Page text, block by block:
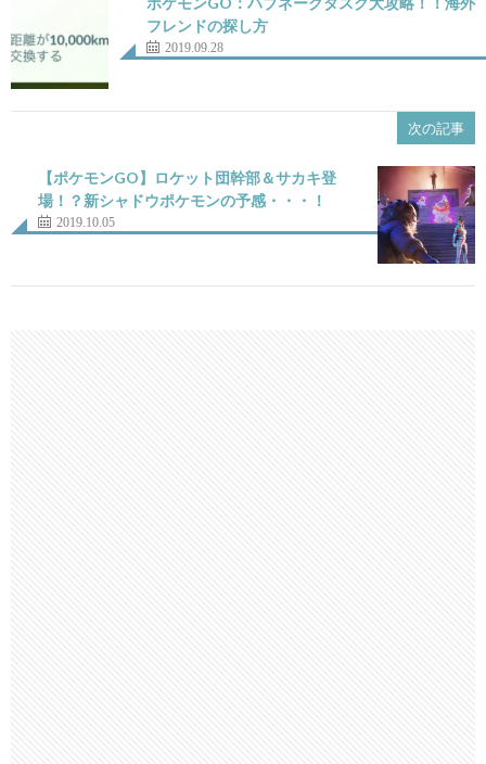
フレンドの探し方
2019.09.28
次の記事
【ポケモンGO】ロケット団幹部＆サカキ登
場！？新シャドウポケモンの予感・・・！
2019.10.05